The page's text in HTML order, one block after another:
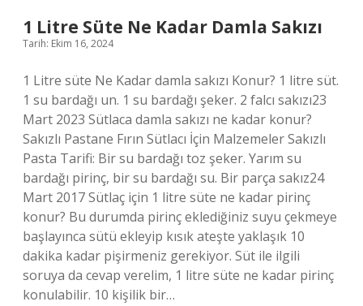
1 Litre Süte Ne Kadar Damla Sakızı
Tarih: Ekim 16, 2024
1 Litre süte Ne Kadar damla sakızı Konur? 1 litre süt.
1 su bardağı un. 1 su bardağı şeker. 2 falcı sakızı23
Mart 2023 Sütlaca damla sakızı ne kadar konur?
Sakızlı Pastane Fırın Sütlacı İçin Malzemeler Sakızlı
Pasta Tarifi: Bir su bardağı toz şeker. Yarım su
bardağı pirinç, bir su bardağı su. Bir parça sakız24
Mart 2017 Sütlaç için 1 litre süte ne kadar pirinç
konur? Bu durumda pirinç eklediğiniz suyu çekmeye
başlayınca sütü ekleyip kısık ateşte yaklaşık 10
dakika kadar pişirmeniz gerekiyor. Süt ile ilgili
soruya da cevap verelim, 1 litre süte ne kadar pirinç
konulabilir. 10 kişilik bir…